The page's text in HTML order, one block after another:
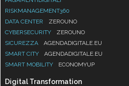
RISKMANAGEMENT360
DATA CENTER
ZEROUNO
CYBERSECURITY
ZEROUNO
SICUREZZA
AGENDADIGITALE.EU
SMART CITY
AGENDADIGITALE.EU
SMART MOBILITY
ECONOMYUP
Digital Transformation